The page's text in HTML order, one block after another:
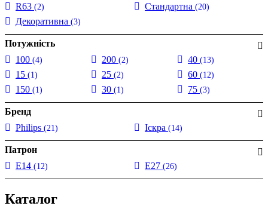
R63 (2)
Декоративна (3)
Стандартна (20)
Потужність
100 (4)
15 (1)
150 (1)
200 (2)
25 (2)
30 (1)
40 (13)
60 (12)
75 (3)
Бренд
Philips (21) Іскра (14)
Патрон
E14 (12) E27 (26)
Каталог